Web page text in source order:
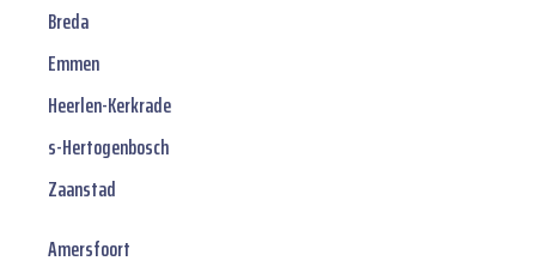
Breda
Emmen
Heerlen-Kerkrade
s-Hertogenbosch
Zaanstad
Amersfoort